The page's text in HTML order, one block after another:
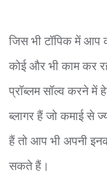
जिस भी टॉपिक में आप
कोई और भी काम कर
प्रॉब्लम सॉल्व करने
ब्लागर हैं जो कमाई से
हैं तो आप भी अपनी
सकते हैं।